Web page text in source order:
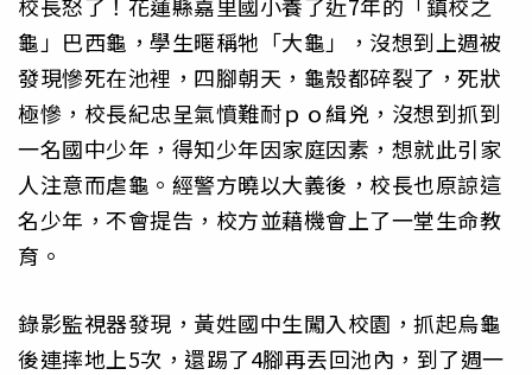
校長怒了！花蓮縣嘉里國小養了近7年的「鎮校之
龜」巴西龜，學生暱稱牠「大龜」，沒想到上週被
發現慘死在池裡，四腳朝天，龜殼都碎裂了，死狀
極慘，校長紀忠呈氣憤難耐ｐｏ緝兇，沒想到抓到
一名國中少年，得知少年因家庭因素，想就此引家
人注意而虐龜。經警方曉以大義後，校長也原諒這
名少年，不會提告，校方並藉機會上了一堂生命教
育。
錄影監視器發現，黃姓國中生闖入校園，抓起烏龜
後連摔地上5次，還踢了4腳再丟回池內，到了週一